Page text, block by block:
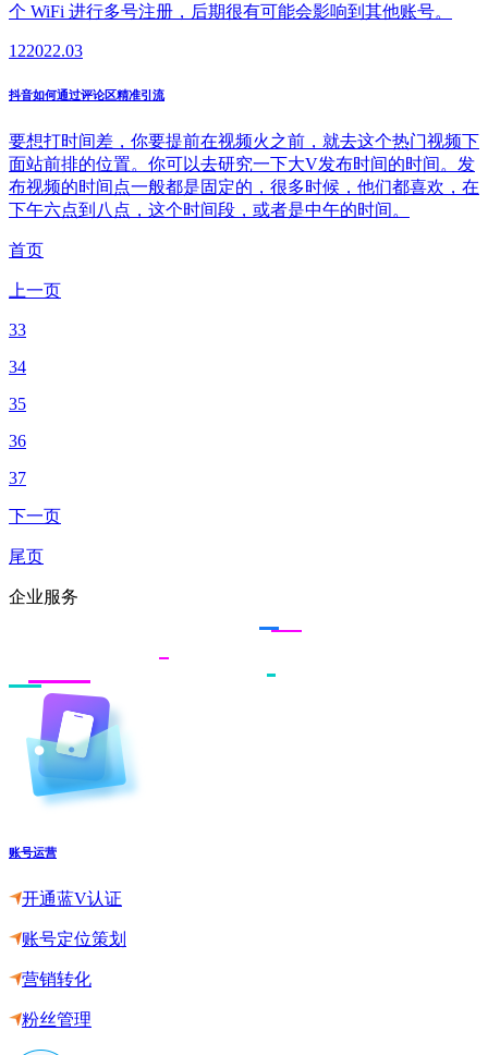
个 WiFi 进行多号注册，后期很有可能会影响到其他账号。
122022.03
抖音如何通过评论区精准引流
要想打时间差，你要提前在视频火之前，就去这个热门视频下
面站前排的位置。你可以去研究一下大V发布时间的时间。发
布视频的时间点一般都是固定的，很多时候，他们都喜欢，在
下午六点到八点，这个时间段，或者是中午的时间。
首页
上一页
33
34
35
36
37
下一页
尾页
企业服务
账号运营
开通蓝V认证
账号定位策划
营销转化
粉丝管理